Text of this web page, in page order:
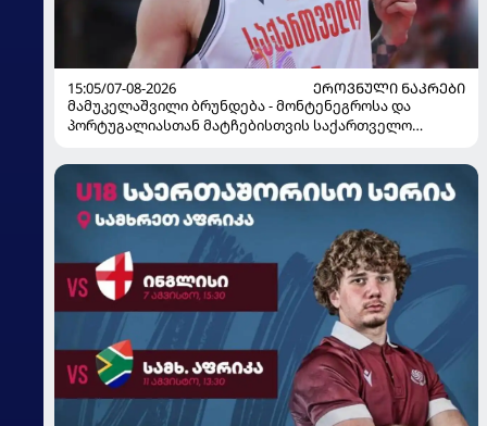
15:05/07-08-2026
ᲔᲠᲝᲕᲜᲣᲚᲘ ᲜᲐᲙᲠᲔᲑᲘ
მამუკელაშვილი ბრუნდება - მონტენეგროსა და
პორტუგალიასთან მატჩებისთვის საქართველო